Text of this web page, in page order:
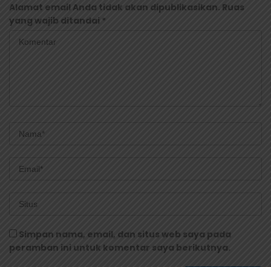
Alamat email Anda tidak akan dipublikasikan. Ruas
yang wajib ditandai *
Simpan nama, email, dan situs web saya pada
peramban ini untuk komentar saya berikutnya.